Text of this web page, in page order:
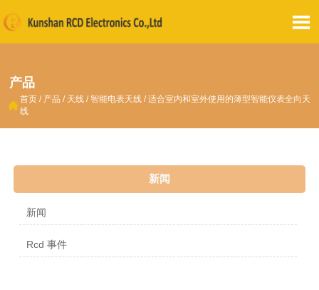

产品
 首页 / 产品 / 天线 /智能电表天线 /适合室内和室外使用的薄型智能仪表全向天
线
新闻
新闻
Rcd 事件